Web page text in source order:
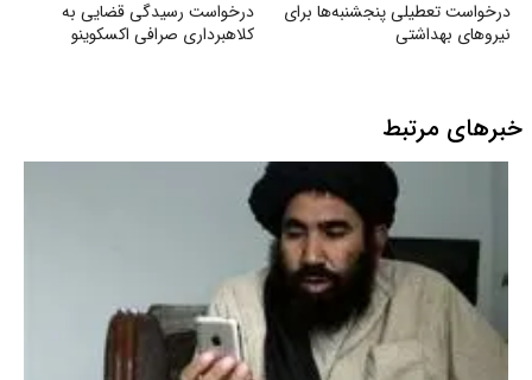
درخواست تعطیلی پنجشنبه‌ها برای
نیروهای بهداشتی
درخواست رسیدگی قضایی به
کلاهبرداری صرافی اکسکوینو
خبرهای مرتبط